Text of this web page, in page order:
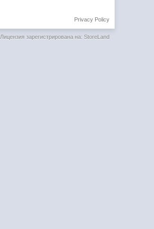
Privacy Policy
Лицензия зарегистрирована на: StoreLand